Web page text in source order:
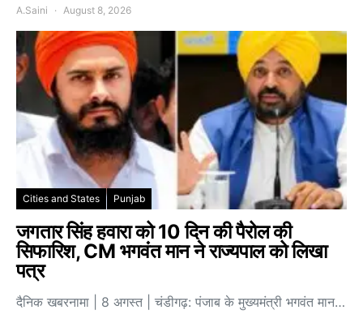
A.Saini August 8, 2026
Cities and States Punjab
जगतार सिंह हवारा को 10 दिन की पैरोल की
सिफारिश, CM भगवंत मान ने राज्यपाल को लिखा
पत्र
दैनिक खबरनामा | 8 अगस्त | चंडीगढ़: पंजाब के मुख्यमंत्री भगवंत मान…